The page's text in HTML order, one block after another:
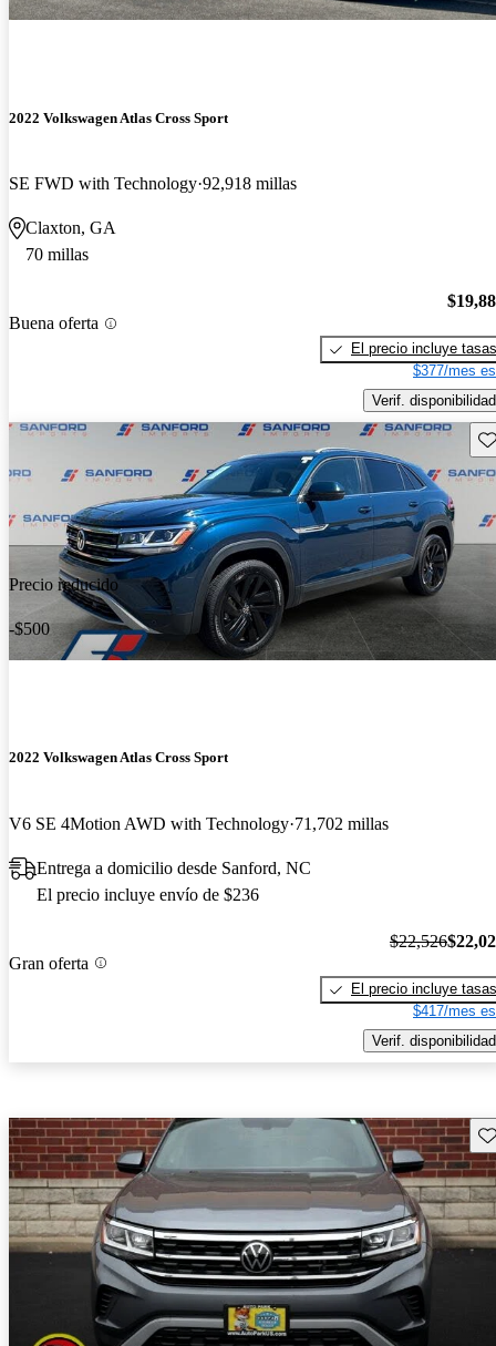
2022 Volkswagen Atlas Cross Sport
SE FWD with Technology 92,918 millas
Claxton, GA
70 millas
Buena oferta
El precio incluye tasas
$377/mes
Verif. disponibilidad
Precio reducido
-$500
2022 Volkswagen Atlas Cross Sport
V6 SE 4Motion AWD with Technology 71,702 millas
Entrega a domicilio desde Sanford, NC
El precio incluye envío de $236
Gran oferta
$22,526
El precio incluye tasas
$417/mes
Verif. disponibilidad